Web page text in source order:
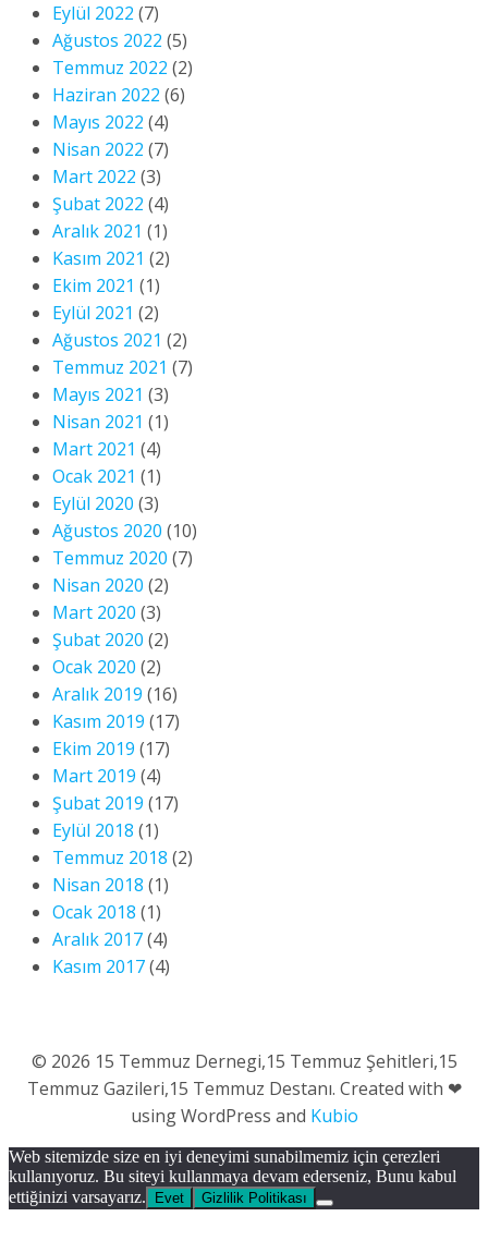
Eylül 2022 (7)
Ağustos 2022 (5)
Temmuz 2022 (2)
Haziran 2022 (6)
Mayıs 2022 (4)
Nisan 2022 (7)
Mart 2022 (3)
Şubat 2022 (4)
Aralık 2021 (1)
Kasım 2021 (2)
Ekim 2021 (1)
Eylül 2021 (2)
Ağustos 2021 (2)
Temmuz 2021 (7)
Mayıs 2021 (3)
Nisan 2021 (1)
Mart 2021 (4)
Ocak 2021 (1)
Eylül 2020 (3)
Ağustos 2020 (10)
Temmuz 2020 (7)
Nisan 2020 (2)
Mart 2020 (3)
Şubat 2020 (2)
Ocak 2020 (2)
Aralık 2019 (16)
Kasım 2019 (17)
Ekim 2019 (17)
Mart 2019 (4)
Şubat 2019 (17)
Eylül 2018 (1)
Temmuz 2018 (2)
Nisan 2018 (1)
Ocak 2018 (1)
Aralık 2017(4)
Kasım 2017(4)
© 2026 15 Temmuz Dernegi,15 Temmuz Şehitleri,15
Temmuz Gazileri,15 Temmuz Destanı. Created with ❤
using WordPress and Kubio
Web sitemizde size en iyi deneyimi sunabilmemiz için çerezleri
kullanıyoruz. Bu siteyi kullanmaya devam ederseniz, Bunu kabul
ettiğinizi varsayarız.
Evet Gizlilik Politikası